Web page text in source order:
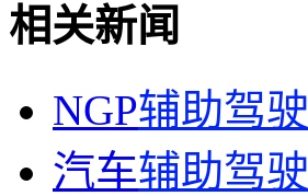
相关新闻
NGP辅助驾驶
汽车辅助驾驶